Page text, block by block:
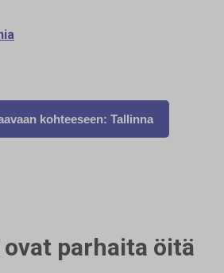
kohteeseen: Tallinna
parhaita öitä